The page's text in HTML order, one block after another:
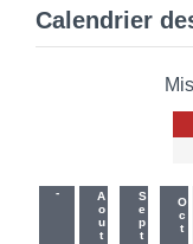
Calendrier
- Aout Sept Oct